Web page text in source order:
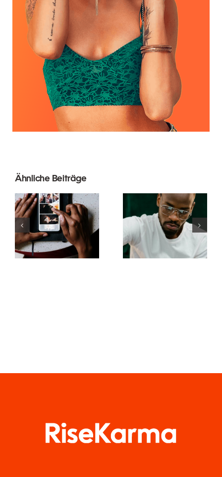
Ähnliche Beiträge
Die besten
Apps zur
Animation
von Fotos
für
ansprechende
Die 17
besten
Tipps zur
Verbesserung
des
Verständnisses